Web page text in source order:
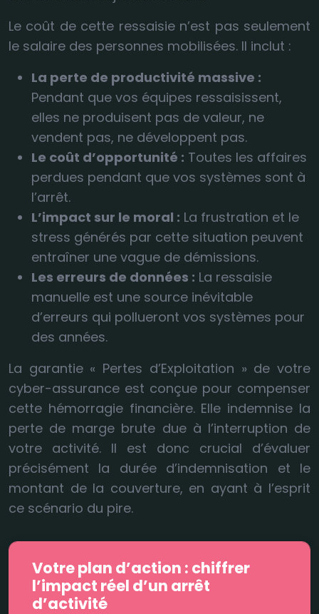
Le coût de cette ressaisie n’est pas seulement
le salaire des personnes mobilisées. Il inclut :
La perte de productivité massive :
Pendant que vos équipes ressaisissent,
elles ne produisent pas de valeur, ne
vendent pas, ne développent pas.
Le coût d’opportunité : Toutes les affaires
perdues pendant que vos systèmes sont à
l’arrêt.
L’impact sur le moral : La frustration et le
stress générés par cette situation peuvent
entraîner une vague de démissions.
Les erreurs de données : La ressaisie
manuelle est une source inévitable
d’erreurs qui pollueront vos systèmes pour
des années.
La garantie « Pertes d’Exploitation » de votre
cyber-assurance est conçue pour compenser
cette hémorragie financière. Elle indemnise la
perte de marge brute due à l’interruption de
votre activité. Il est donc crucial d’évaluer
précisément la durée d’indemnisation et le
montant de la couverture, en ayant à l’esprit
ce scénario du pire.
Votre plan d’action : chiffrer
l’impact réel d’un arrêt
d’activité